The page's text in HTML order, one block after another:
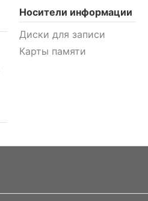
Носители информации
Диски для записи
Карты памяти